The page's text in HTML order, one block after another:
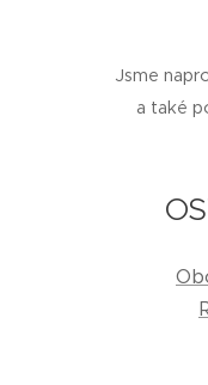
Jsme
a také